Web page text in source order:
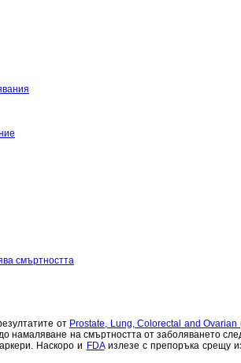
смъртността
от Prostate, Lung, Colorectal and
намаляване на смъртността от заболяването
Наскоро и FDAизлезе с препоръка срещу